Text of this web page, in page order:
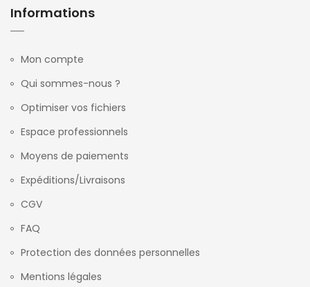
Informations
Mon compte
Qui sommes-nous ?
Optimiser vos fichiers
Espace professionnels
Moyens de paiements
Expéditions/Livraisons
CGV
FAQ
Protection des données personnelles
Mentions légales